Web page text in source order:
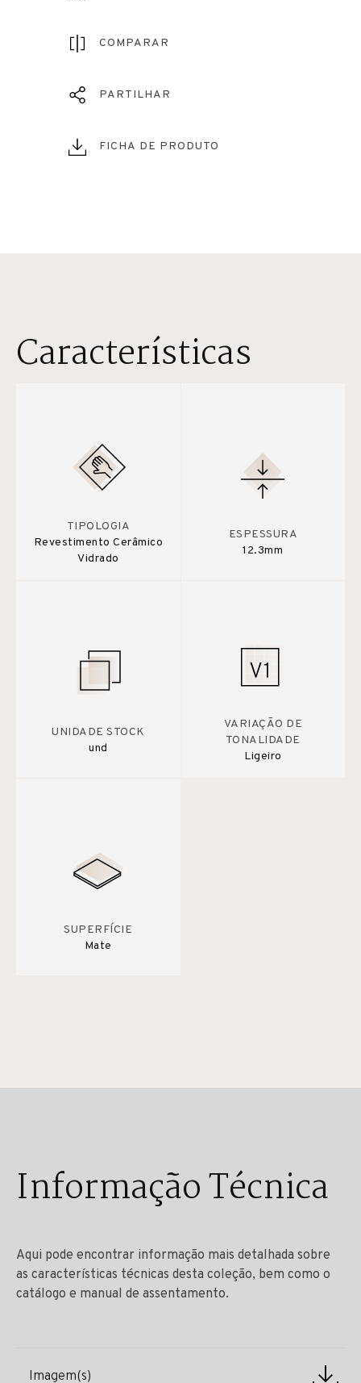
COMPARAR
PARTILHAR
FICHA DE PRODUTO
Características
TIPOLOGIA
Revestimento Cerâmico
Vidrado
ESPESSURA
12.3mm
UNIDADE STOCK
und
VARIAÇÃO DE
TONALIDADE
Ligeiro
SUPERFÍCIE
Mate
Informação Técnica
Aqui pode encontrar informação mais detalhada sobre
as características técnicas desta coleção, bem como o
catálogo e manual de assentamento.
Imagem(s)